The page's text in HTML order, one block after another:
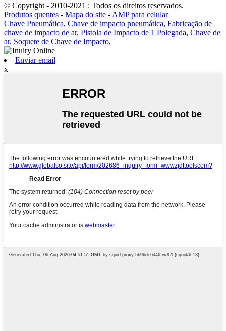
© Copyright - 2010-2021 : Todos os direitos reservados.
Produtos quentes - Mapa do site - AMP para celular
Chave Pneumática, Chave de impacto pneumática, Fabricação de
chave de impacto de ar, Pistola de Impacto de 1 Polegada, Chave de
ar, Soquete de Chave de Impacto,
Enviar email
x